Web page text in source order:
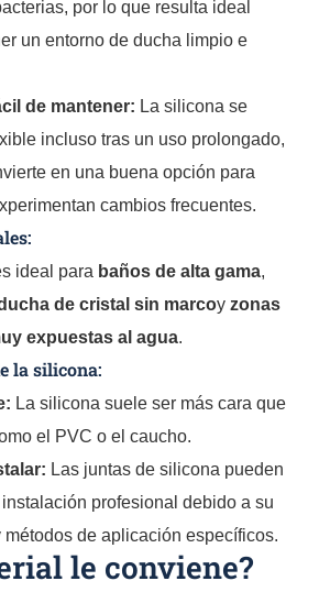
por lo que resulta ideal
un entorno de ducha limpio e
de mantener: La silicona se
incluso tras un uso prolongado,
en una buena opción para
cambios frecuentes.
ideal para baños de alta gama,
de cristal sin marcoy zonas
expuestas al agua.
la silicona:
La silicona suele ser más cara que
el PVC o el caucho.
Las juntas de silicona pueden
profesional debido a su
de aplicación específicos.
le conviene?